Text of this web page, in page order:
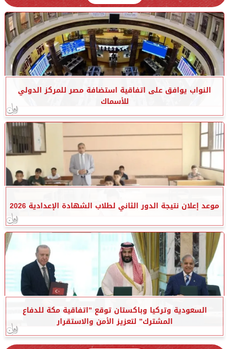
النواب يوافق على اتفاقية استضافة مصر للمركز الدولي
للأسماك
موعد إعلان نتيجة الدور الثاني لطلاب الشهادة الإعدادية 2026
السعودية وتركيا وباكستان توقع ”اتفاقية مكة للدفاع
المشترك” لتعزيز الأمن والاستقرار